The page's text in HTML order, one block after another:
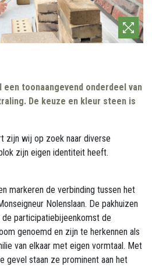
toonaangevend onderdeel van
De keuze en kleur steen is
zijn wij op zoek naar diverse
zijn eigen identiteit heeft.
markeren de verbinding tussen het
Nolenslaan. De pakhuizen
participatiebijeenkomst de
genoemd en zijn te herkennen als
van elkaar met eigen vormtaal. Met
gevel staan ze prominent aan het